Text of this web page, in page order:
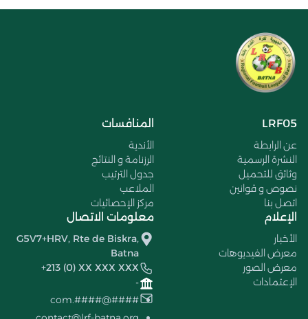
LRF05
عن الرابطة
النشرة الرسمية
وثائق للتحميل
نصوص و قوانين
اتصل بنا
المنافسات
الأندية
الرزنامة و النتائج
جدول الترتيب
الملاعب
مركز الإحصائيات
الإعلام
الأخبار
معرض الفيديوهات
معرض الصور
الإعتمادات
معلومات الاتصال
G5V7+HRV, Rte de Biskra,
Batna
+213 (0) XX XXX XXX
-
####@####.com